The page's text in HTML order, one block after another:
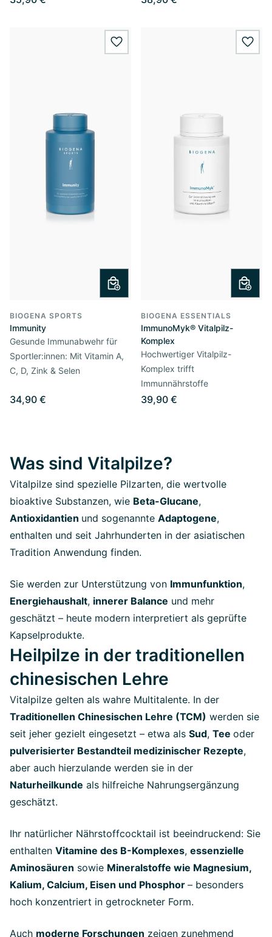
wishlist.add
BIOGENA SPORTS
Immunity
Gesunde Immunabwehr für
Sportler:innen: Mit Vitamin A,
C, D, Zink & Selen
34,90 €
BIOGENA ESSENTIALS
ImmunoMyk® Vitalpilz-
Komplex
Hochwertiger Vitalpilz-
Komplex trifft
Immunnährstoffe
39,90 €
Was sind Vitalpilze?
Vitalpilze sind spezielle Pilzarten, die wertvolle
bioaktive Substanzen, wie Beta-Glucane,
Antioxidantien und sogenannte Adaptogene,
enthalten und seit Jahrhunderten in der asiatischen
Tradition Anwendung finden.
Sie werden zur Unterstützung von Immunfunktion,
Energiehaushalt, innerer Balance und mehr
geschätzt – heute modern interpretiert als geprüfte
Kapselprodukte.
Heilpilze in der traditionellen
chinesischen Lehre
Vitalpilze gelten als wahre Multitalente. In der
Traditionellen Chinesischen Lehre (TCM) werden sie
seit jeher gezielt eingesetzt – etwa als Sud, Tee oder
pulverisierter Bestandteil medizinischer Rezepte,
aber auch hierzulande werden sie in der
Naturheilkunde als hilfreiche Nahrungsergänzung
geschätzt.
Ihr natürlicher Nährstoffcocktail ist beeindruckend: Sie
enthalten Vitamine des B-Komplexes, essenzielle
Aminosäuren sowie Mineralstoffe wie Magnesium,
Kalium, Calcium, Eisen und Phosphor – besonders
hoch konzentriert in getrockneter Form.
Auch moderne Forschungen zeigen zunehmend